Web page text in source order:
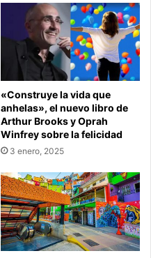
«Construye la vida que
anhelas», el nuevo libro de
Arthur Brooks y Oprah
Winfrey sobre la felicidad
3 enero, 2025